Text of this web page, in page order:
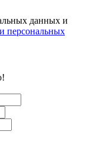
данных и
персональных